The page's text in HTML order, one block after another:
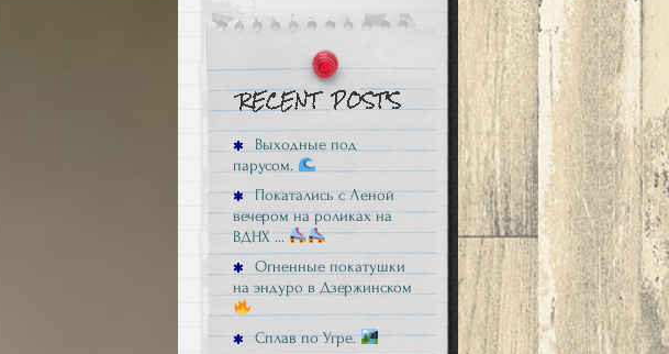
Выходные под
парусом.
Покатались с Леной
вечером на роликах на
ВДНХ …
Огненные покатушки
на эндуро в Дзержинском
Сплав по Угре.